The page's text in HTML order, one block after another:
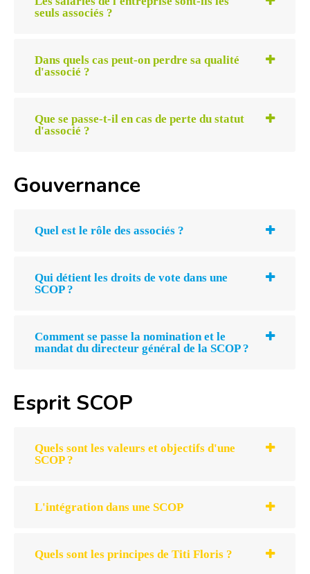
seuls associés ?
Dans quels cas peut-on perdre sa qualité
d'associé ?
Que se passe-t-il en cas de perte du statut
d'associé ?
Gouvernance
Quel est le rôle des associés ?
Qui détient les droits de vote dans une
SCOP ?
Comment se passe la nomination et le
mandat du directeur général de la SCOP ?
Esprit SCOP
Quels sont les valeurs et objectifs d'une
SCOP ?
L'intégration dans une SCOP
Quels sont les principes de Titi Floris ?